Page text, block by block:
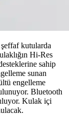
kutularda
Hi-Res
sahip
sunan
engelleme
Bluetooth
Kulak içi